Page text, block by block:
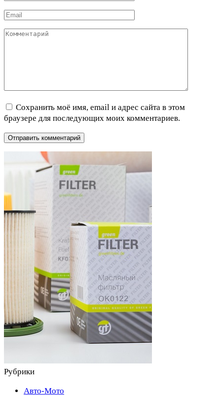
Email
Комментарий
Сохранить моё имя, email и адрес сайта в этом
браузере для последующих моих комментариев.
Рубрики
Авто-Мото